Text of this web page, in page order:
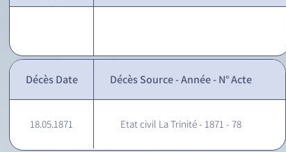
Décès Date Décès Source - Année - N° Acte
18.05.1871 Etat civil La Trinité - 1871 - 78